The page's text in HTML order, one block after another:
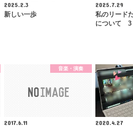
2025.2.3
新しい一歩
2025.7.29
私のリード
について 3
音楽・演奏
2017.6.11
2020.4.27